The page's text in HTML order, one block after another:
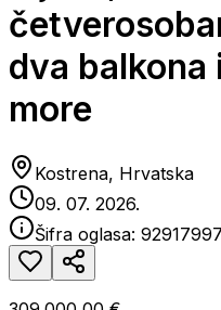
dva balkona
more
Kostrena, Hrvatska
09. 07. 2026.
Šifra oglasa: